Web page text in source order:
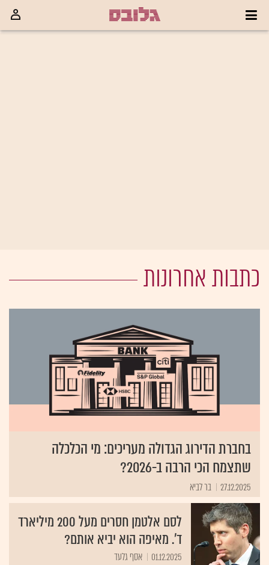
כתבות אחרונות
בחברת הדירוג הגדולה מעריכים: מי הכלכלה
שתצמח הכי הרבה ב-2026?
27.12.2025 בר לביא
לסם אלטמן חסרים מעל 200 מיליארד
ד'. מאיפה הוא יביא אותם?
01.12.2025 אסף גלעד